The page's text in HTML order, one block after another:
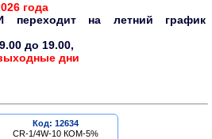
года
переходит на летний график
до 19.00,
дни
Код: 12634
CR-1/4W-10 КОМ-5%